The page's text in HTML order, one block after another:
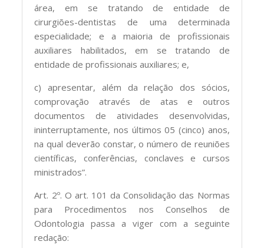
área, em se tratando de entidade de
cirurgiões-dentistas de uma determinada
especialidade; e a maioria de profissionais
auxiliares habilitados, em se tratando de
entidade de profissionais auxiliares; e,
c) apresentar, além da relação dos sócios,
comprovação através de atas e outros
documentos de atividades desenvolvidas,
ininterruptamente, nos últimos 05 (cinco) anos,
na qual deverão constar, o número de reuniões
científicas, conferências, conclaves e cursos
ministrados”.
Art. 2º. O art. 101 da Consolidação das Normas
para Procedimentos nos Conselhos de
Odontologia passa a viger com a seguinte
redação: